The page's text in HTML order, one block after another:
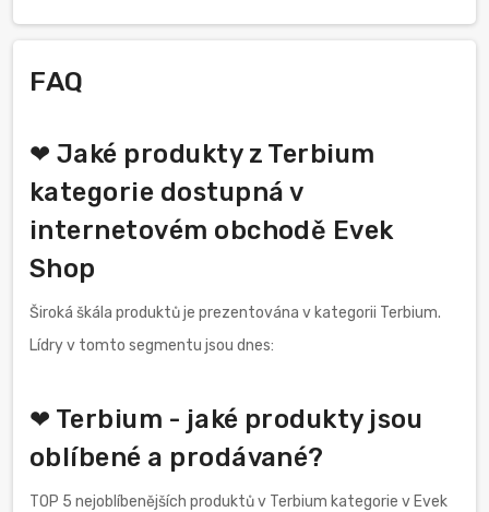
FAQ
❤ Jaké produkty z Terbium
kategorie dostupná v
internetovém obchodě Evek
Shop
Široká škála produktů je prezentována v kategorii Terbium.
Lídry v tomto segmentu jsou dnes:
❤ Terbium - jaké produkty jsou
oblíbené a prodávané?
TOP 5 nejoblíbenějších produktů v Terbium kategorie v Evek